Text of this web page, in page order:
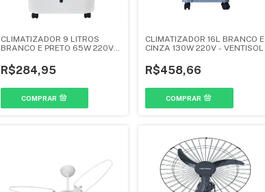
CLIMATIZADOR 9 LITROS
BRANCO E PRETO 65W 220V -
R$284,95
CLIMATIZADOR 16L BRANCO E
CINZA 130W 220V - VENTISOL
R$458,66